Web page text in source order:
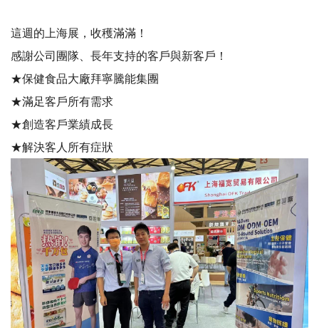
這週的上海展，收穫滿滿！
感謝公司團隊、長年支持的客戶與新客戶！
★保健食品大廠拜寧騰能集團
★滿足客戶所有需求
★創造客戶業績成長
★解決客人所有症狀